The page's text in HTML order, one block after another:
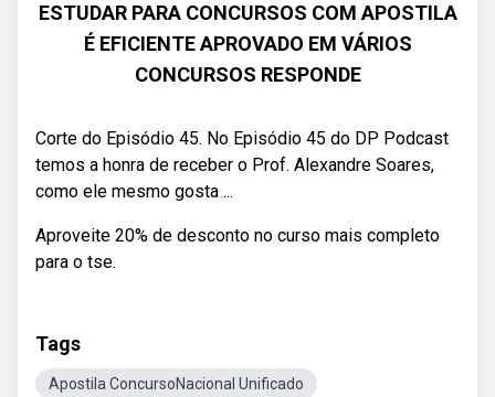
ESTUDAR PARA CONCURSOS COM APOSTILA
É EFICIENTE APROVADO EM VÁRIOS
CONCURSOS RESPONDE
Corte do Episódio 45. No Episódio 45 do DP Podcast
temos a honra de receber o Prof. Alexandre Soares,
como ele mesmo gosta ...
Aproveite 20% de desconto no curso mais completo
para o tse.
Tags
Apostila ConcursoNacional Unificado